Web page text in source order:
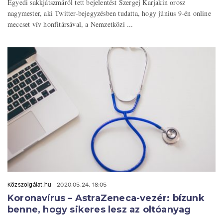
Egyedi sakkjátszmáról tett bejelentést Szergej Karjakin orosz
nagymester, aki Twitter-bejegyzésben tudatta, hogy június 9-én online
meccset vív honfitársával, a Nemzetközi ...
Közszolgálat.hu 2020.05.24. 18:05
Koronavírus – AstraZeneca-vezér: bízunk
benne, hogy sikeres lesz az oltóanyag